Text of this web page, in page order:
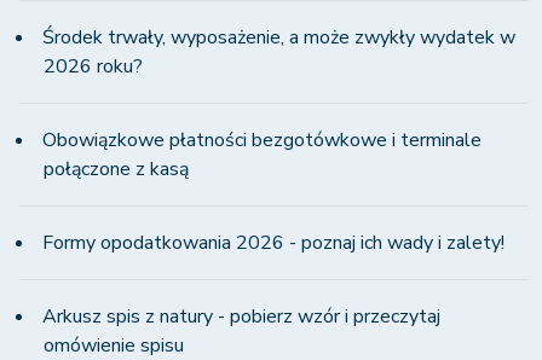
Środek trwały, wyposażenie, a może zwykły wydatek w
2026 roku?
Obowiązkowe płatności bezgotówkowe i terminale
połączone z kasą
Formy opodatkowania 2026 - poznaj ich wady i zalety!
Arkusz spis z natury - pobierz wzór i przeczytaj
omówienie spisu